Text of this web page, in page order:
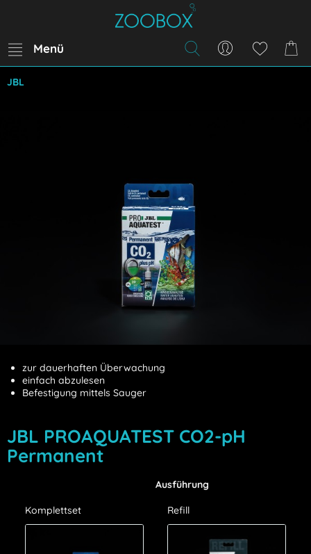
Menü
JBL
zur dauerhaften Überwachung
einfach abzulesen
Befestigung mittels Sauger
JBL PROAQUATEST CO2-pH
Permanent
Ausführung
Komplettset Refill